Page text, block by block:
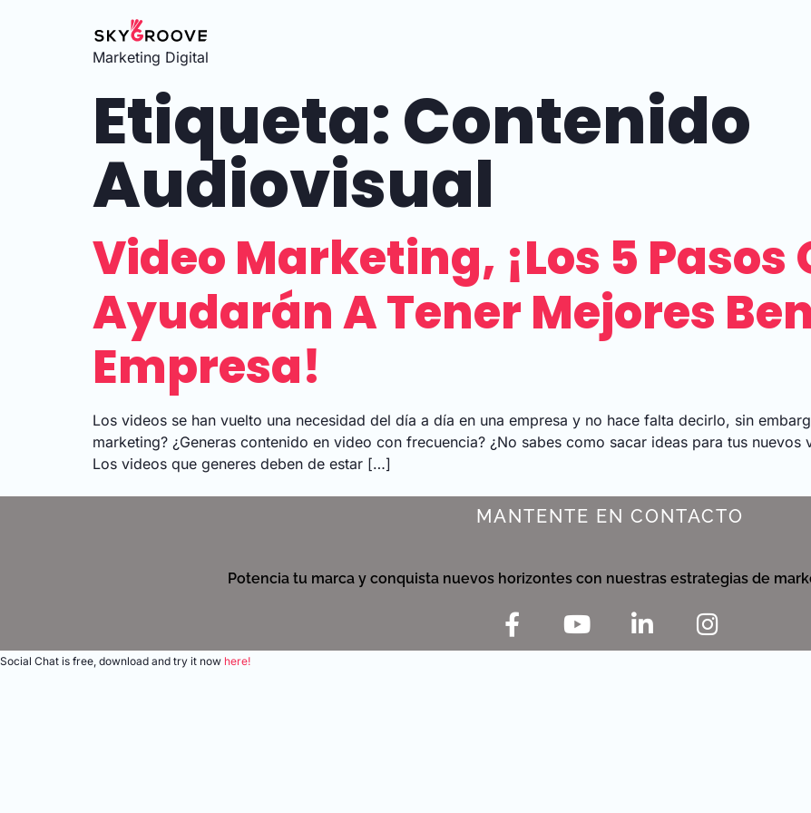
Marketing Digital
Etiqueta:Contenido
Audiovisual
Video Marketing, ¡Los 5 Pasos
Ayudarán A Tener Mejores
Empresa!
Los videos se han vuelto una necesidad del día a día en una empresa y no hace falta decirlo, sin
marketing? ¿Generas contenido en video con frecuencia? ¿No sabes como sacar ideas para tus nuevos
Los videos que generes deben de estar […]
MANTENTE EN CONTACTO
Potencia tu marca y conquista nuevos horizontes con nuestras estrategias de
Social Chat is free, download and try it now here!